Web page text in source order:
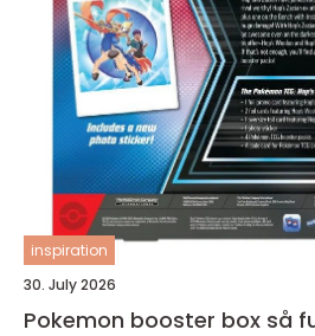
inspiration
30. July 2026
Pokemon booster box så funkar den och